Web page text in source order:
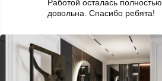
Работой осталась полностью
довольна. Спасибо ребята!